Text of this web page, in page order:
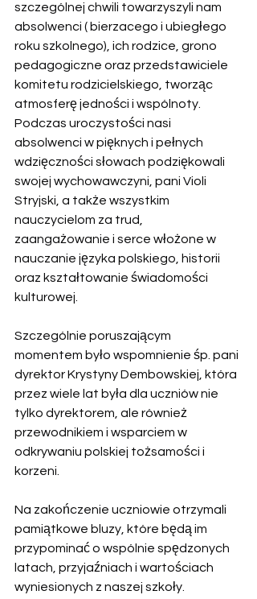
szczególnej chwili towarzyszyli nam
absolwenci ( bierzacego i ubiegłego
roku szkolnego), ich rodzice, grono
pedagogiczne oraz przedstawiciele
komitetu rodzicielskiego, tworząc
atmosferę jedności i wspólnoty.
Podczas uroczystości nasi
absolwenci w pięknych i pełnych
wdzięczności słowach podziękowali
swojej wychowawczyni, pani Violi
Stryjski, a także wszystkim
nauczycielom za trud,
zaangażowanie i serce włożone w
nauczanie języka polskiego, historii
oraz kształtowanie świadomości
kulturowej.
Szczególnie poruszającym
momentem było wspomnienie śp. pani
dyrektor Krystyny Dembowskiej, która
przez wiele lat była dla uczniów nie
tylko dyrektorem, ale również
przewodnikiem i wsparciem w
odkrywaniu polskiej tożsamości i
korzeni.
Na zakończenie uczniowie otrzymali
pamiątkowe bluzy, które będą im
przypominać o wspólnie spędzonych
latach, przyjaźniach i wartościach
wyniesionych z naszej szkoły.